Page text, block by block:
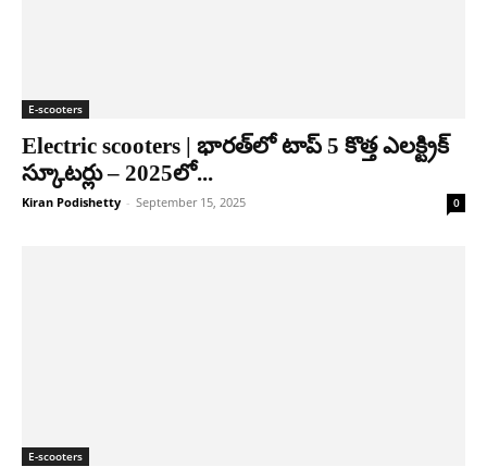
E-scooters
Electric scooters | భార‌త్‌లో టాప్ 5 కొత్త ఎలక్ట్రిక్
స్కూటర్లు – 2025లో...
Kiran Podishetty - September 15, 2025 0
E-scooters